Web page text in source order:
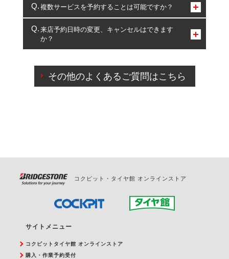
コクピット・タイヤ館のみとなります。
複数サービスを予約することは可能ですか？
複数サービスのご予約は可能です。
一部の商品・サービスの組み合わせに限り、同時にご予約が
出来ないものもございます。
来店予約日時の変更、キャンセルはできます
か？
ご来店予約日の3営業日前を過ぎている場合のご予約
の日時変更につきましては、直接ご予約の店舗まで
その他のよくあるご質問はこちら
コクピット・タイヤ館 オンラインストア
サイトメニュー
コクピットタイヤ館 オンラインストア
購入・作業予約受付